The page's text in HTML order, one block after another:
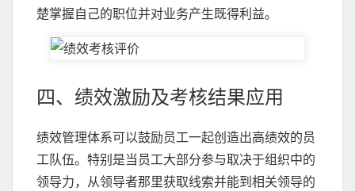
楚掌握自己的职位并对业务产生既得利益。
四、绩效激励及考核结果应用
绩效管理体系可以鼓励员工一起创造出高绩效的员
工队伍。特别是当员工大部分参与取决于组织中的
领导力，从领导者那里获取线索并能到相关领导的